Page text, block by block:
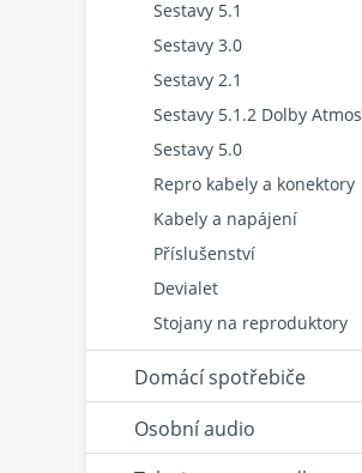
Sestavy 5.1
Sestavy 3.0
Sestavy 2.1
Sestavy 5.1.2 Dolby Atmos
Sestavy 5.0
Repro kabely a konektory
Kabely a napájení
Příslušenství
Devialet
Stojany na reproduktory
Domácí spotřebiče
Osobní audio